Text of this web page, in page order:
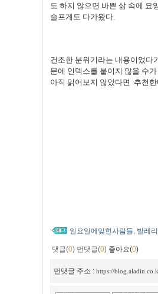
도 하지 않으면 바쁜 삶 속에 요
슬프게도 다가왔다.
건조한 분위기라는 내용이었다
문에 인덱스를 붙이지 않을 수
아직 읽어보지 않았다면 추천한
일요일에잊힌사람들 발레
댓글(0) 먼댓글(0) 좋아요(0)
먼댓글 주소 : https://